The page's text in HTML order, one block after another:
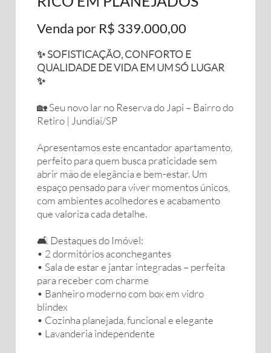
Venda por R$ 339.000,00
✨ SOFISTICAÇÃO, CONFORTO E
QUALIDADE DE VIDA EM UM SÓ LUGAR
✨
🏡 Seu novo lar no Reserva do Japi – Bairro do
Retiro | Jundiaí/SP
Apresentamos este encantador apartamento,
perfeito para quem busca praticidade sem
abrir mão de elegância e bem-estar. Um
espaço pensado para viver momentos únicos,
com ambientes acolhedores e acabamento
que valoriza cada detalhe.
🛋️ Destaques do Imóvel:
• 2 dormitórios aconchegantes
• Sala de estar e jantar integradas – perfeita
para receber com charme
• Banheiro moderno com box em vidro
blindex
• Cozinha planejada, funcional e elegante
• Lavanderia independente